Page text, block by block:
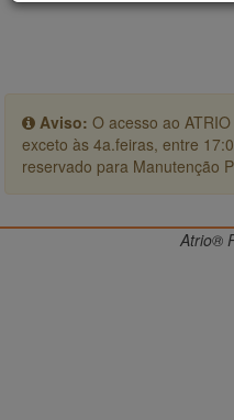
Aviso: O acesso ao
exceto às 4a.feiras, entre
reservado para Manutenção
Atrio®